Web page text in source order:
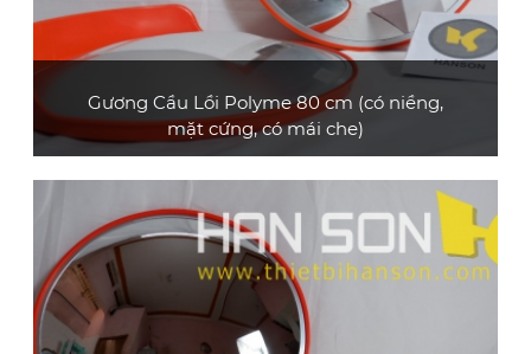
Gương Cầu Lồi Polyme 80 cm (có niềng,
mặt cứng, có mái che)
kính 80 cm, có mái che
XEM CHI TIẾT